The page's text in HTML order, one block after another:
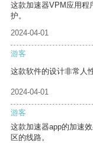
这款加速器VPM应用程
护。
2024-04-01
游客
这款软件的设计非常人
2024-04-01
游客
这款加速器app的加速
区的线路。